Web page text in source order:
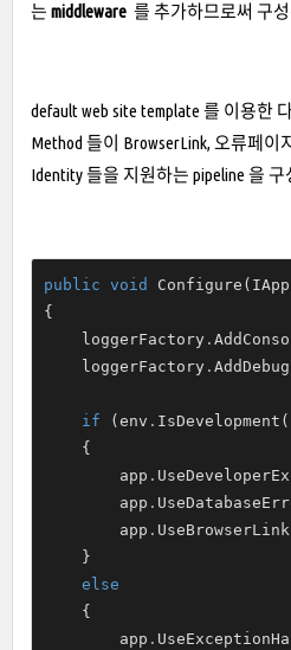
는 middleware 를 추가하므로써 구
default web site template 를 이용한
Method 들이 BrowserLink, 오류페이
Identity 들을 지원하는 pipeline 을
public void
{
loggerFactory .
loggerFactory .
if (env .
{
app .
app .
app .
}
else
{
app .